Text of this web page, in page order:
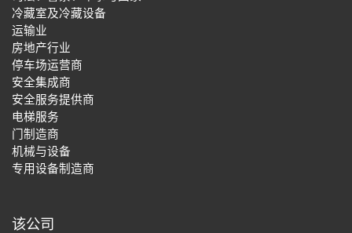
冷藏室及冷藏设备
运输业
房地产行业
停车场运营商
安全集成商
安全服务提供商
电梯服务
门制造商
机械与设备
专用设备制造商
该公司